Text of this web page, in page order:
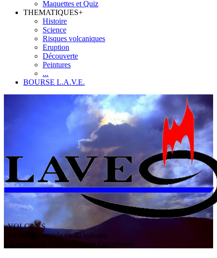
Maquettes et Quiz
THEMATIQUES+
Histoire
Science
Risques volcaniques
Eruption
Découverte
Peintures
...
BOURSE L.A.V.E.
VOLCANS
/ Le tour du monde en 80 volcans
ssociation V olcanologiqueEuropéenne